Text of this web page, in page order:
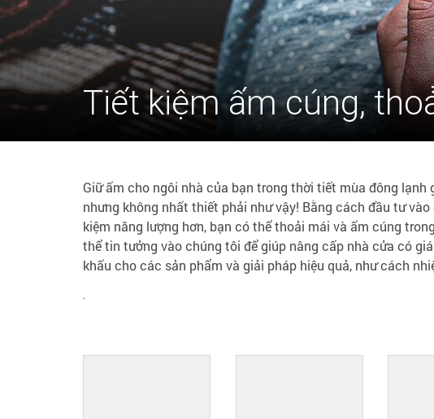
Tiết kiệm ấm cúng,
Giữ ấm cho ngôi nhà của bạn trong thời tiết mùa đông lạnh
nhưng không nhất thiết phải như vậy! Bằng cách đầu tư
kiệm năng lượng hơn, bạn có thể thoải mái và ấm cúng
thể tin tưởng vào chúng tôi để giúp nâng cấp nhà cửa có
khấu cho các sản phẩm và giải pháp hiệu quả, như cách
.